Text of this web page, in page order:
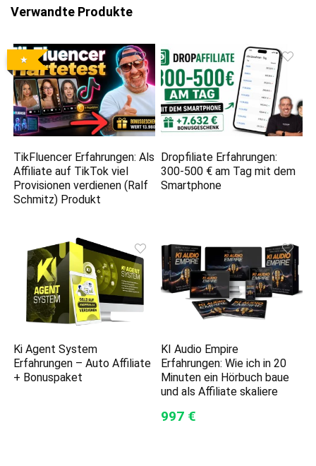
Verwandte Produkte
TikFluencer Erfahrungen: Als
Affiliate auf TikTok viel
Provisionen verdienen (Ralf
Schmitz) Produkt
Dropfiliate Erfahrungen:
300-500 € am Tag mit dem
Smartphone
Ki Agent System
Erfahrungen – Auto Affiliate
+ Bonuspaket
KI Audio Empire
Erfahrungen: Wie ich in 20
Minuten ein Hörbuch baue
und als Affiliate skaliere
997 €